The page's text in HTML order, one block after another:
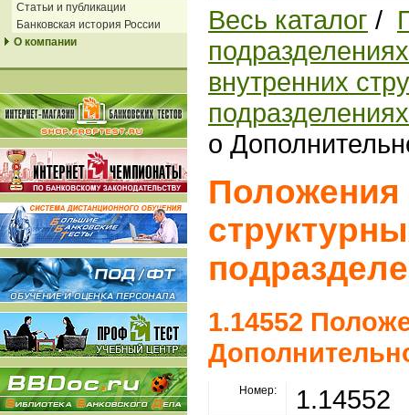
Статьи и публикации
Банковская история России
О компании
Весь каталог /
подразделениях
внутренних
о
Положения
1.14552
Номер: 1.14552